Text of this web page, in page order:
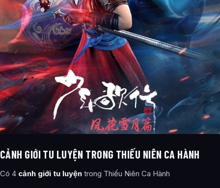
CẢNH GIỚI TU LUYỆN TRONG THIẾU NIÊN CA HÀNH
Có 4 cảnh giới tu luyện trong Thiếu Niên Ca Hành